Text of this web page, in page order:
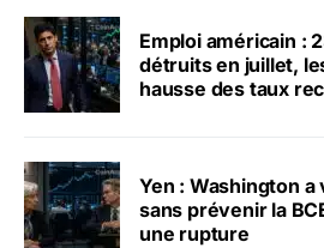
Emploi américain :
détruits en juillet,
hausse des taux
Yen : Washington
sans prévenir la
une rupture